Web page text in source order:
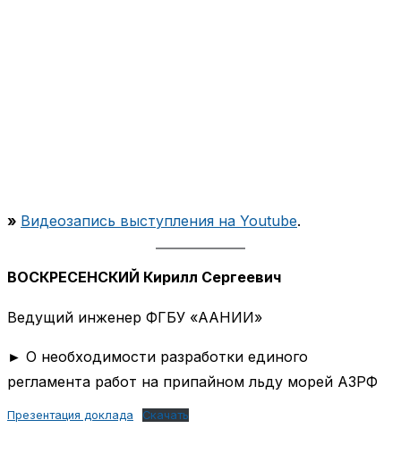
» Видеозапись выступления на Youtube.
ВОСКРЕСЕНСКИЙ Кирилл Сергеевич
Ведущий инженер ФГБУ «ААНИИ»
► О необходимости разработки единого
регламента работ на припайном льду морей АЗРФ
Презентация доклада Скачать